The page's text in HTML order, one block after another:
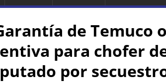
de Temuco
para chofer
por